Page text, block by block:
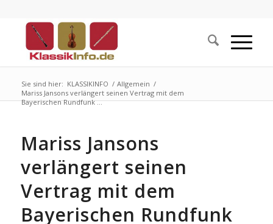
Sie sind hier: KLASSIKINFO / Allgemein /
Mariss Jansons verlängert seinen Vertrag mit dem
Bayerischen Rundfunk ...
Mariss Jansons
verlängert seinen
Vertrag mit dem
Bayerischen Rundfunk